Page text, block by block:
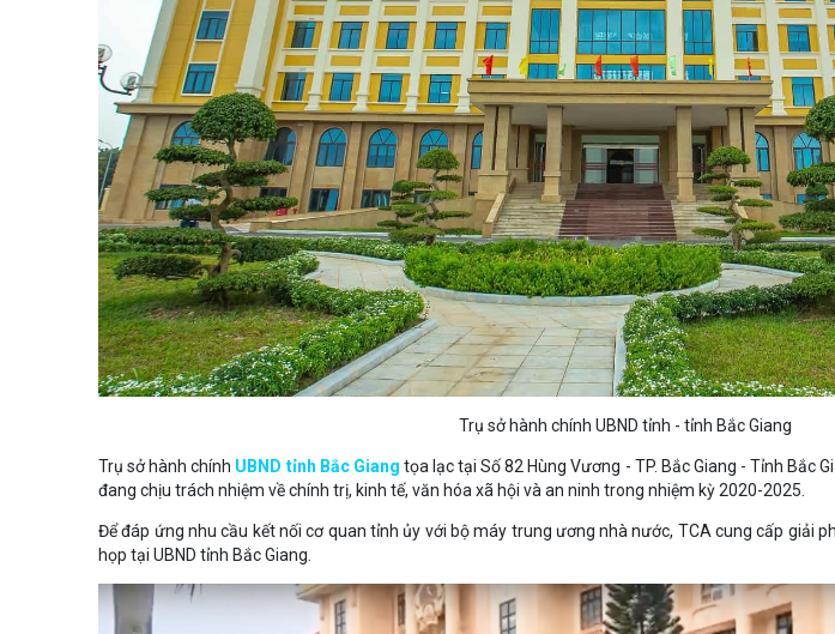
Trụ sở hành chính UBND tỉnh - tỉnh Bắc Giang
Trụ sở hành chính UBND tỉnh Bắc Giang tọa lạc tại Số 82 Hùng Vương - TP. Bắc Giang - Tỉnh Bắc
đang chịu trách nhiệm về chính trị, kinh tế, văn hóa xã hội và an ninh trong nhiệm kỳ 2020-2025.
Để đáp ứng nhu cầu kết nối cơ quan tỉnh ủy với bộ máy trung ương nhà nước, TCA cung cấp giải
họp tại UBND tỉnh Bắc Giang.